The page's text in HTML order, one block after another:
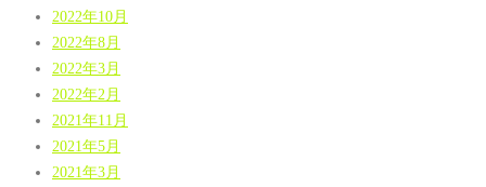
2022年10月
2022年8月
2022年3月
2022年2月
2021年11月
2021年5月
2021年3月